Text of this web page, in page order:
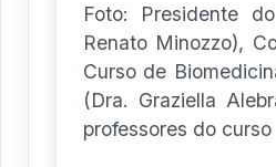
Foto: Presidente
Renato Minozzo),
Curso de
(Dra. Graziella
professores do curso